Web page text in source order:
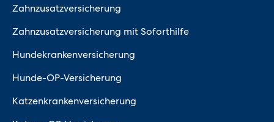
Zahnzusatzversicherung
Zahnzusatzversicherung mit Soforthilfe
Hundekrankenversicherung
Hunde-OP-Versicherung
Katzenkrankenversicherung